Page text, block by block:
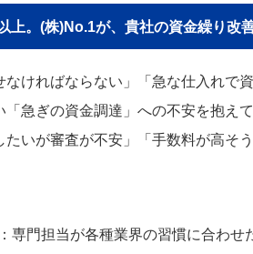
上。(株)No.1が、貴社の資金繰り改
なければならない」「急な仕入れで
急ぎの資金調達」への不安を抱え
たいが審査が不安」「手数料が高
：専門担当が各種業界の習慣に合わせ